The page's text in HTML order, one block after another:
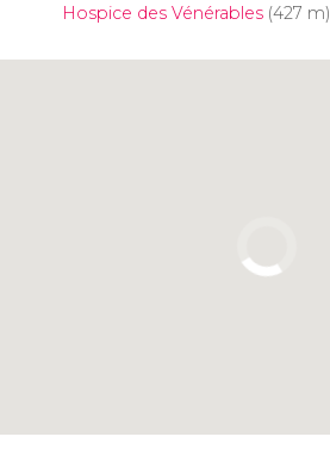
Hospice des Vénérables(427 m)